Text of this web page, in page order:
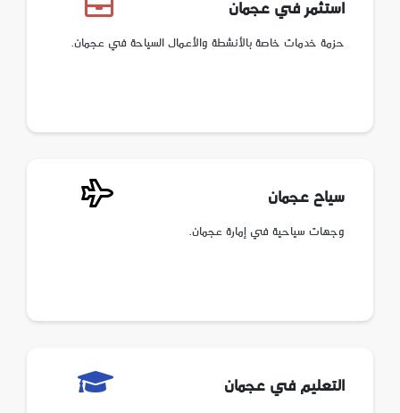
استثمر في عجمان
حزمة خدمات خاصة بالأنشطة والأعمال السياحة في عجمان.
سياح عجمان
وجهات سياحية في إمارة عجمان.
التعليم في عجمان